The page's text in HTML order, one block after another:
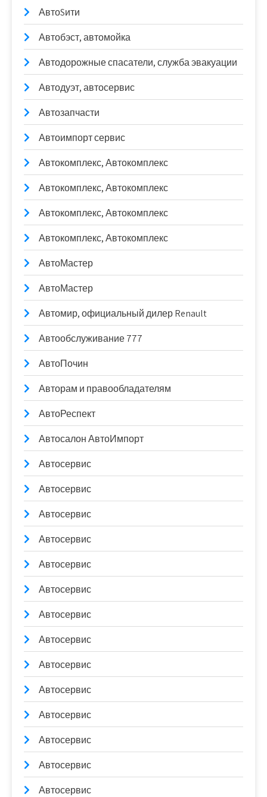
АвтоSити
Автобэст, автомойка
Автодорожные спасатели, служба эвакуации
Автодуэт, автосервис
Автозапчасти
Автоимпорт сервис
Автокомплекс, Автокомплекс
Автокомплекс, Автокомплекс
Автокомплекс, Автокомплекс
Автокомплекс, Автокомплекс
АвтоМастер
АвтоМастер
Автомир, официальный дилер Renault
Автообслуживание 777
АвтоПочин
Авторам и правообладателям
АвтоРеспект
Автосалон АвтоИмпорт
Автосервис
Автосервис
Автосервис
Автосервис
Автосервис
Автосервис
Автосервис
Автосервис
Автосервис
Автосервис
Автосервис
Автосервис
Автосервис
Автосервис